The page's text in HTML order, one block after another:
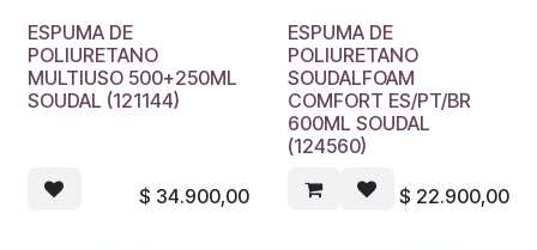
ESPUMA DE
POLIURETANO
MULTIUSO 500+250ML
SOUDAL (121144)
$ 34.900,00
ESPUMA DE
POLIURETANO
SOUDALFOAM
COMFORT ES/PT/BR
600ML SOUDAL
(124560)
$ 22.900,00